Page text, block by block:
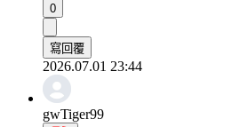
0
寫回覆
2026.07.01 23:44
gwTiger99